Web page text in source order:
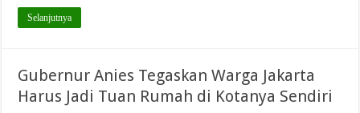
Selanjutnya
Gubernur Anies Tegaskan Warga Jakarta
Harus Jadi Tuan Rumah di Kotanya Sendiri